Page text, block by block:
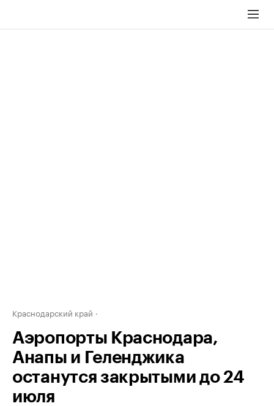
Краснодарский край
Аэропорты Краснодара,
Анапы и Геленджика
останутся закрытыми до 24
июля